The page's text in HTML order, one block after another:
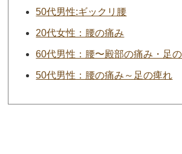
50代男性:ギックリ腰
20代女性：腰の痛み
60代男性：腰〜殿部の痛み・足
50代男性：腰の痛み～足の痺れ